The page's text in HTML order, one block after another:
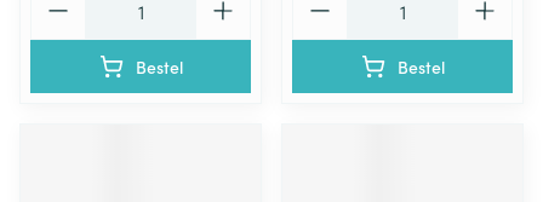
Bestel Bestel